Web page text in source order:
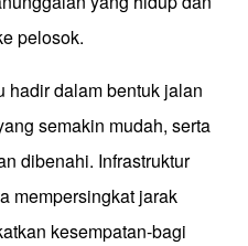
pelosok.
hadir dalam bentuk jalan
semakin mudah, serta
dibenahi. Infrastruktur
mempersingkat jarak
kesempatan-bagi